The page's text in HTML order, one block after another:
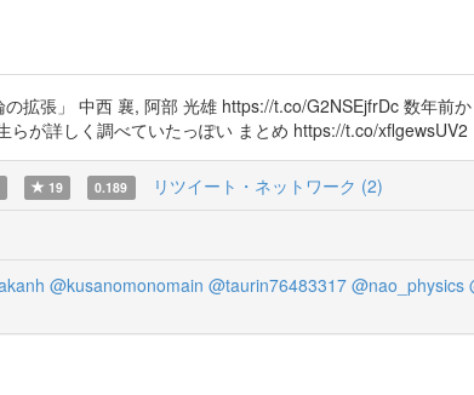
拡張」 中西 襄, 阿部 光雄 https://t.co/G2NSEjfrDc 数年前
が詳しく調べていたっぽい まとめ https://t.co/xflgewsUV2
19 0.189 リツイート・ネットワーク (2)
@kusanomonomain @taurin76483317 @nao_physics